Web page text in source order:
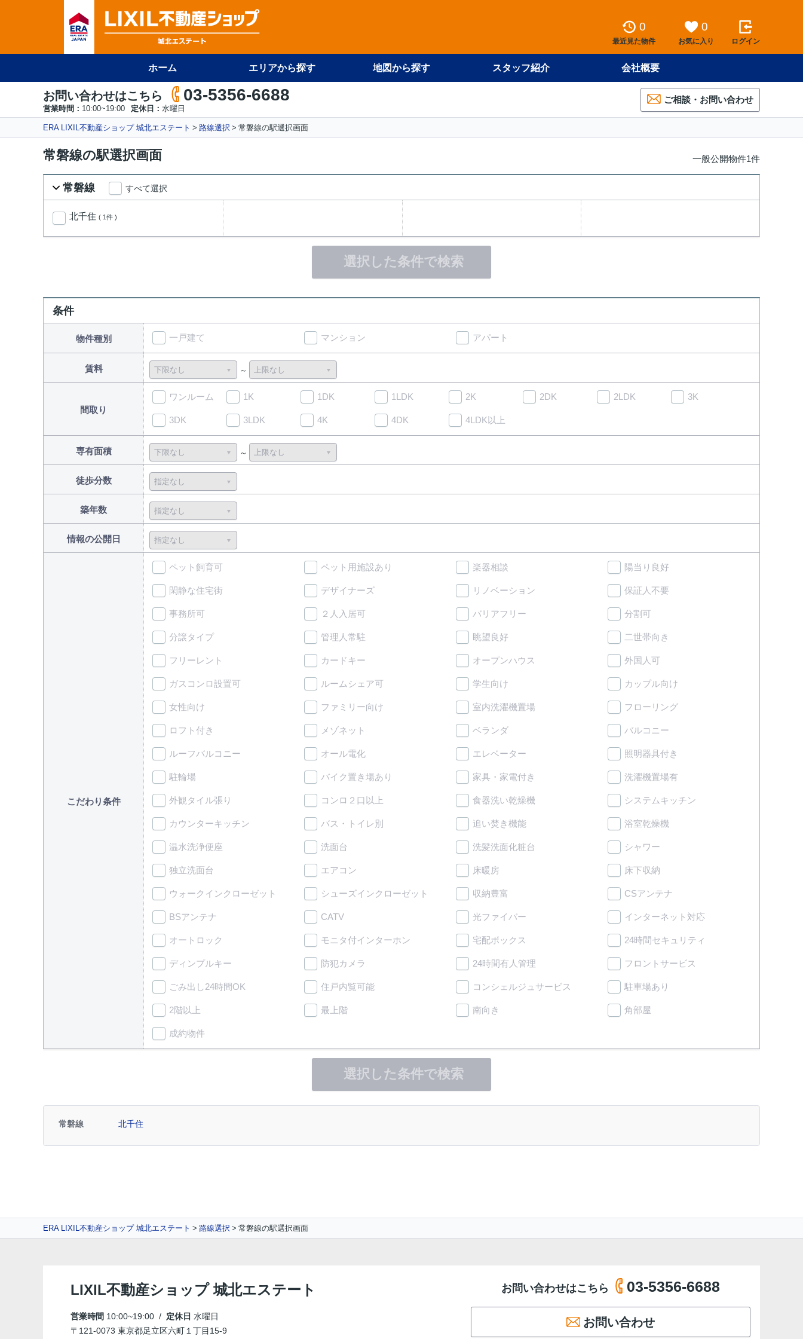
0
最近見た物件
0
お気に入り ログイン
ホーム エリアから探す 地図から探す スタッフ紹介 会社概要
お問い合わせはこちら 03-5356-6688
営業時間： 10:00~19:00 定休日： 水曜日
ご相談・お問い合わせ
ERA LIXIL不動産ショップ 城北エステート 路線選択 常磐線の駅選択画面
常磐線の駅選択画面 一般公開物件1件
常磐線 すべて選択
北千住 ( 1件 )
選択した条件で検索
条件
物件種別 一戸建て マンション アパート
賃料
間取り
ワンルーム 1K 1DK 1LDK 2K 2DK 2LDK 3K
3DK 3LDK 4K 4DK 4LDK以上
専有面積
徒歩分数
築年数
情報の公開日
こだわり条件
ペット飼育可 ペット用施設あり 楽器相談 陽当り良好
閑静な住宅街 デザイナーズ リノベーション 保証人不要
事務所可 ２人入居可 バリアフリー 分割可
分譲タイプ 管理人常駐 眺望良好 二世帯向き
フリーレント カードキー オープンハウス 外国人可
ガスコンロ設置可 ルームシェア可 学生向け カップル向け
女性向け ファミリー向け 室内洗濯機置場 フローリング
ロフト付き メゾネット ベランダ バルコニー
ルーフバルコニー オール電化 エレベーター 照明器具付き
駐輪場 バイク置き場あり 家具・家電付き 洗濯機置場有
外観タイル張り コンロ２口以上 食器洗い乾燥機 システムキッチン
カウンターキッチン バス・トイレ別 追い焚き機能 浴室乾燥機
温水洗浄便座 洗面台 洗髪洗面化粧台 シャワー
独立洗面台 エアコン 床暖房 床下収納
ウォークインクローゼット シューズインクローゼット 収納豊富 CSアンテナ
BSアンテナ CATV 光ファイバー インターネット対応
オートロック モニタ付インターホン 宅配ボックス 24時間セキュリティ
ディンプルキー 防犯カメラ 24時間有人管理 フロントサービス
ごみ出し24時間OK 住戸内覧可能 コンシェルジュサービス 駐車場あり
2階以上 最上階 南向き 角部屋
成約物件
選択した条件で検索
常磐線 北千住
ERA LIXIL不動産ショップ 城北エステート 路線選択 常磐線の駅選択画面
LIXIL不動産ショップ 城北エステート
営業時間 10:00~19:00 / 定休日 水曜日
〒121-0073 東京都足立区六町１丁目15-9
お問い合わせはこちら 03-5356-6688
お問い合わせ